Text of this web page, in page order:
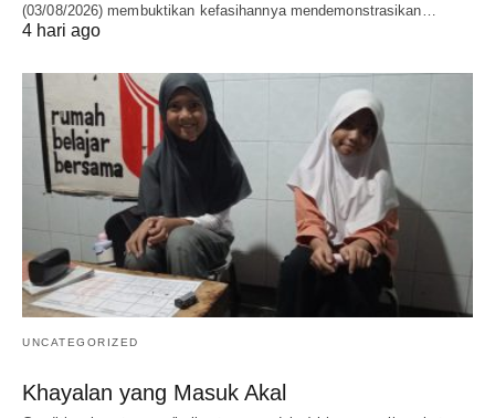
(03/08/2026) membuktikan kefasihannya mendemonstrasikan…
4 hari ago
UNCATEGORIZED
Khayalan yang Masuk Akal